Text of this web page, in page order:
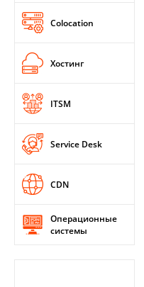
Colocation
Хостинг
ITSM
Service Desk
CDN
Операционные
системы